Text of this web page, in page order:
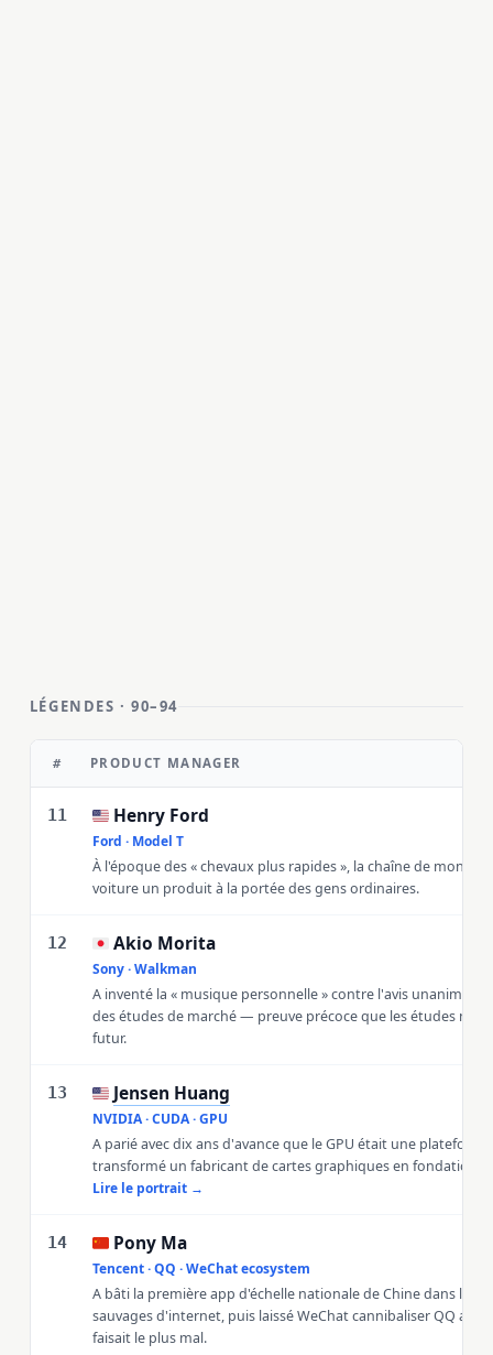
LÉGENDES · 90–94
# PRODUCT MANAGER
11 🇺🇸Henry Ford
Ford · Model T
À l'époque des « chevaux plus rapides », la chaîne de
voiture un produit à la portée des gens ordinaires.
12 🇯🇵 Akio Morita
Sony · Walkman
A inventé la « musique personnelle » contre l'avis unanime
des études de marché — preuve précoce que les études ne
futur.
13 🇺🇸 Jensen Huang
NVIDIA · CUDA · GPU
A parié avec dix ans d'avance que le GPU était une
transformé un fabricant de cartes graphiques en fondation
Lire le portrait →
14 🇨🇳Pony Ma
Tencent · QQ · WeChat ecosystem
A bâti la première app d'échelle nationale de Chine dans les
sauvages d'internet, puis laissé WeChat cannibaliser QQ au
faisait le plus mal.